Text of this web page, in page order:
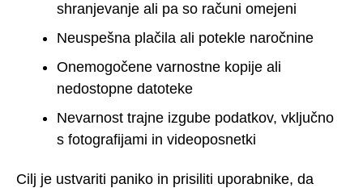
shranjevanje ali pa so računi omejeni
Neuspešna plačila ali potekle naročnine
Onemogočene varnostne kopije ali
nedostopne datoteke
Nevarnost trajne izgube podatkov, vključno
s fotografijami in videoposnetki
Cilj je ustvariti paniko in prisiliti uporabnike, da